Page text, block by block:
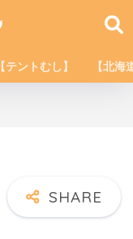
【テントむし】 【北海